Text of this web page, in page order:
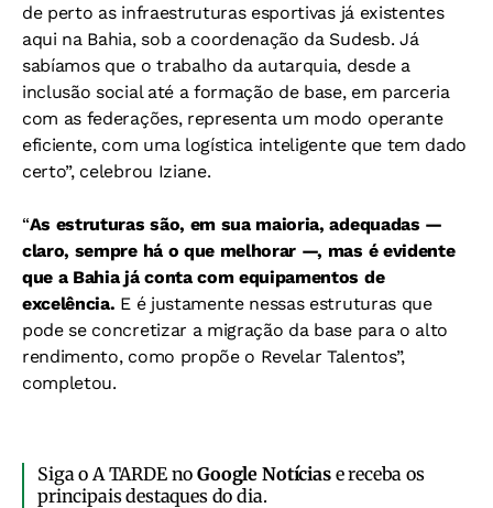
de perto as infraestruturas esportivas já existentes
aqui na Bahia, sob a coordenação da Sudesb. Já
sabíamos que o trabalho da autarquia, desde a
inclusão social até a formação de base, em parceria
com as federações, representa um modo operante
eficiente, com uma logística inteligente que tem dado
certo”, celebrou Iziane.
“As estruturas são, em sua maioria, adequadas —
claro, sempre há o que melhorar —, mas é evidente
que a Bahia já conta com equipamentos de
excelência. E é justamente nessas estruturas que
pode se concretizar a migração da base para o alto
rendimento, como propõe o Revelar Talentos”,
completou.
Siga o A TARDE noGoogle Notíciase receba os
principais destaques do dia.